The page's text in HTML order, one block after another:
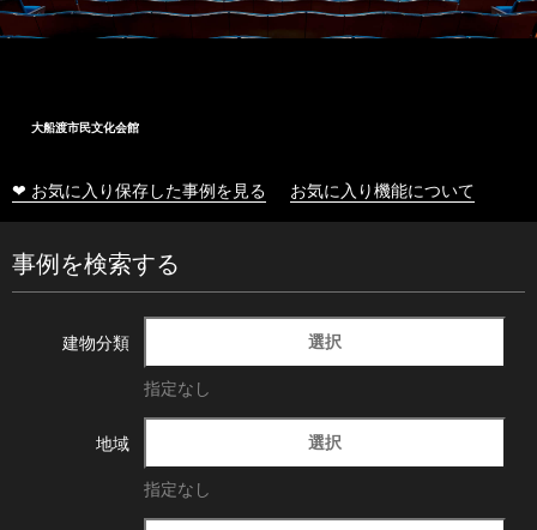
大船渡市民文化会館
❤ お気に入り保存した事例を見る お気に入り機能について
事例を検索する
建物分類 選択
指定なし
地域 選択
指定なし